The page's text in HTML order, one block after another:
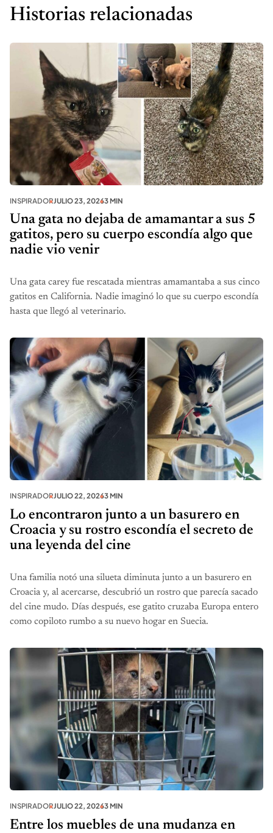
Historias relacionadas
INSPIRADORJULIO 23, 20263 MIN
Una gata no dejaba de amamantar a sus 5
gatitos, pero su cuerpo escondía algo que
nadie vio venir
Una gata carey fue rescatada mientras amamantaba a sus cinco
gatitos en California. Nadie imaginó lo que su cuerpo escondía
hasta que llegó al veterinario.
INSPIRADORJULIO 22, 20263 MIN
Lo encontraron junto a un basurero en
Croacia y su rostro escondía el secreto de
una leyenda del cine
Una familia notó una silueta diminuta junto a un basurero en
Croacia y, al acercarse, descubrió un rostro que parecía sacado
del cine mudo. Días después, ese gatito cruzaba Europa entero
como copiloto rumbo a su nuevo hogar en Suecia.
INSPIRADORJULIO 22, 20263 MIN
Entre los muebles de una mudanza en